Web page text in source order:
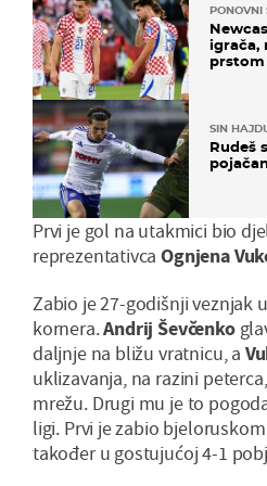
PONOVNI
igrača,
prstom
SIN
Rudeš
Prvi je gol na utakmici bio
reprezentativcaOgnjena
Zabio je 27-godišnji veznjak
kornera.Andrij Ševčenko
daljnje na bližu vratnicu, a
uklizavanja, na razini
mrežu. Drugi mu je to
ligi. Prvi je zabio
također u gostujućoj 4-1